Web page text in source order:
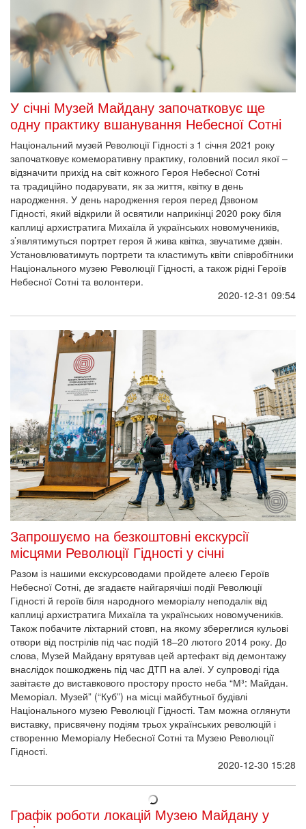
У січні Музей Майдану започатковує ще
одну практику вшанування Небесної Сотні
Національний музей Революції Гідності з 1 січня 2021 року
започатковує комеморативну практику, головний посил якої –
відзначити прихід на світ кожного Героя Небесної Сотні
та традиційно подарувати, як за життя, квітку в день
народження. У день народження героя перед Дзвоном
Гідності, який відкрили й освятили наприкінці 2020 року біля
каплиці архистратига Михаїла й українських новомучеників,
з’являтимуться портрет героя й жива квітка, звучатиме дзвін.
Установлюватимуть портрети та кластимуть квіти співробітники
Національного музею Революції Гідності, а також рідні Героїв
Небесної Сотні та волонтери.
2020-12-31 09:54
Запрошуємо на безкоштовні екскурсії
місцями Революції Гідності у січні
Разом із нашими екскурсоводами пройдете алеєю Героїв
Небесної Сотні, де згадаєте найгарячіші події Революції
Гідності й героїв біля народного меморіалу неподалік від
каплиці архистратига Михаїла та українських новомучеників.
Також побачите ліхтарний стовп, на якому збереглися кульові
отвори від пострілів під час подій 18–20 лютого 2014 року. До
слова, Музей Майдану врятував цей артефакт від демонтажу
внаслідок пошкоджень під час ДТП на алеї. У супроводі гіда
завітаєте до виставкового простору просто неба “М³: Майдан.
Меморіал. Музей” (“Куб”) на місці майбутньої будівлі
Національного музею Революції Гідності. Там можна оглянути
виставку, присвячену подіям трьох українських революцій і
створенню Меморіалу Небесної Сотні та Музею Революції
Гідності.
2020-12-30 15:28
Графік роботи локацій Музею Майдану у